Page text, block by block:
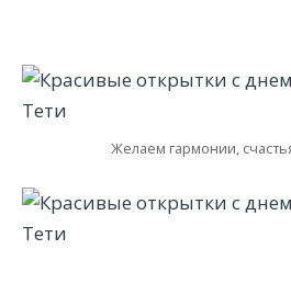
Желаем гармонии,